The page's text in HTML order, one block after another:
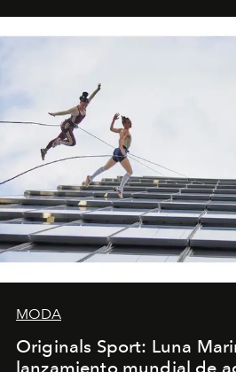
MODA
Originals Sport: Luna
lanzamiento mundial de